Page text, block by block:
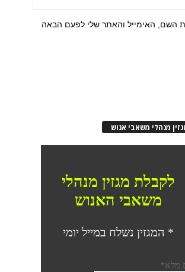
השם, האימייל והאתר שלי לפעם הבאה
מנהלי משאבי אנוש